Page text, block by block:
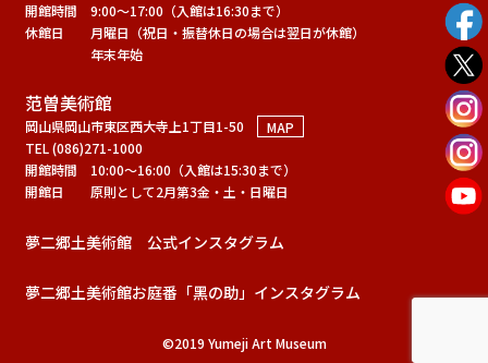
開館時間
9:00～17:00（入館は16:30まで）
休館日
月曜日（祝日・振替休日の場合は翌日が休館）
年末年始
范曽美術館
岡山県岡山市東区西大寺上1丁目1-50
MAP
TEL (086)271-1000
開館時間
10:00～16:00（入館は15:30まで）
開館日
原則として2月第3金・土・日曜日
夢二郷土美術館 公式インスタグラム
夢二郷土美術館お庭番「黑の助」インスタグラム
©2019 Yumeji Art Museum